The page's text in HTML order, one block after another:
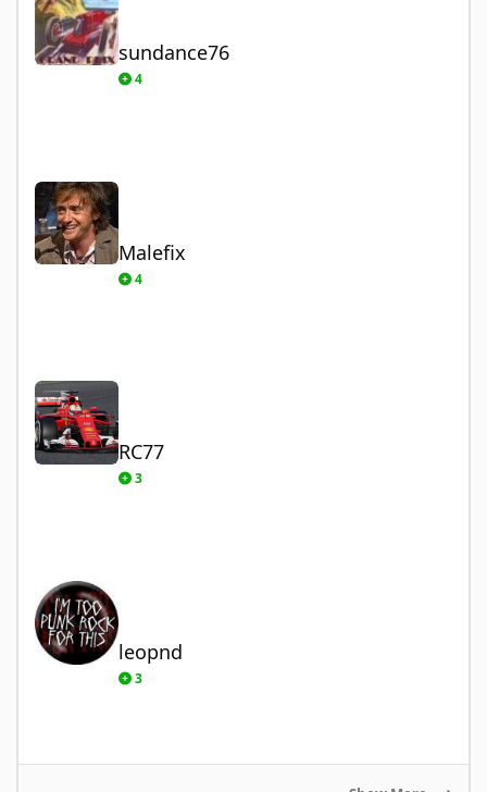
sundance76
4
Malefix
4
RC77
RC77
3
leopnd
3